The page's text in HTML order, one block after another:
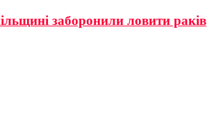
заборонили ловити раків